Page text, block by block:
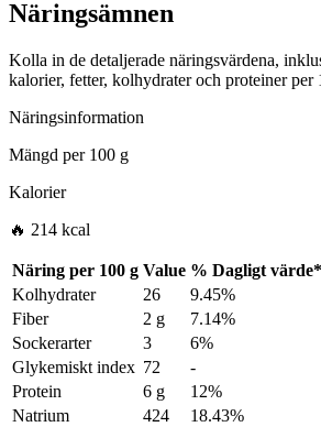
Näringsämnen
Kolla in de detaljerade näringsvärdena,
kalorier, fetter, kolhydrater och proteiner per
Näringsinformation
Mängd per100 g
Kalorier
🔥 214 kcal
Näring per 100 g Value % Dagligt värde*
Kolhydrater
26
9.45%
Fiber
2 g
7.14%
Sockerarter
3
6%
Glykemiskt index 72
-
Protein
6 g
12%
Natrium
424
18.43%